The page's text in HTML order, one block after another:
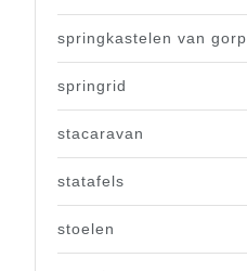
springkastelen van gorp
springrid
stacaravan
statafels
stoelen